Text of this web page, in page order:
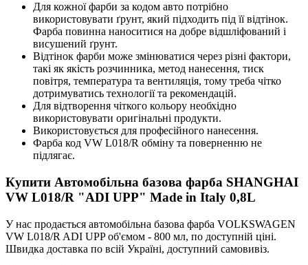
Для кожної фарби за кодом авто потрібно
використовувати ґрунт, який підходить під її відтінок.
Фарба повинна наноситися на добре відшліфований і
висушений ґрунт.
Відтінок фарби може змінюватися через різні фактори,
такі як якість розчинника, метод нанесення, тиск
повітря, температура та вентиляція, тому треба чітко
дотримуватись технології та рекомендацій.
Для відтворення чіткого кольору необхідно
використовувати оригінальні продукти.
Використовується для професійного нанесення.
Фарба код VW L018/R обміну та поверненню не
підлягає.
Купити Автомобільна базова фарба SHANGHAI
VW L018/R "ADI UPP" Made in Italy 0,8L
У нас продається автомобільна базова фарба VOLKSWAGEN
VW L018/R ADI UPP об'ємом - 800 мл, по доступній ціні.
Швидка доставка по всій Україні, доступний самовивіз.